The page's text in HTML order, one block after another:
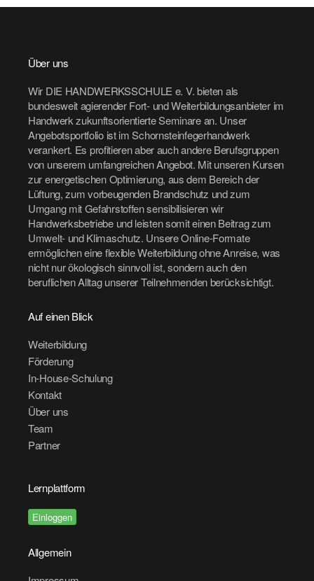
Über uns
Wir DIE HANDWERKSSCHULE e. V. bieten als
bundesweit agierender Fort- und Weiterbildungsanbieter im
Handwerk zukunftsorientierte Seminare an. Unser
Angebotsportfolio ist im Schornsteinfegerhandwerk
verankert. Es profitieren aber auch andere Berufsgruppen
von unserem umfangreichen Angebot. Mit unseren Kursen
zur energetischen Optimierung, aus dem Bereich der
Lüftung, zum vorbeugenden Brandschutz und zum
Umgang mit Gefahrstoffen sensibilisieren wir
Handwerksbetriebe und leisten somit einen Beitrag zum
Umwelt- und Klimaschutz. Unsere Online-Formate
ermöglichen eine flexible Weiterbildung ohne Anreise, was
nicht nur ökologisch sinnvoll ist, sondern auch den
beruflichen Alltag unserer Teilnehmenden berücksichtigt.
Auf einen Blick
Weiterbildung
Förderung
In-House-Schulung
Kontakt
Über uns
Team
Partner
Lernplattform
Einloggen
Allgemein